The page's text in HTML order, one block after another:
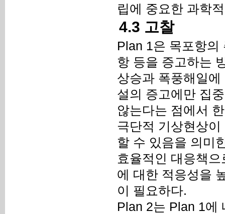
립에 중요한 과학
4.3 고찰
Plan 1은 목포항의
항 등을 증고하는
상승과 폭풍해일
설의 증고에만 집
않는다는 점에서
극단적 기상현상
할 수 있음을 의미
효율적인 대응책
에 대한 적응성을
이 필요하다.
Plan 2는 Plan 1에